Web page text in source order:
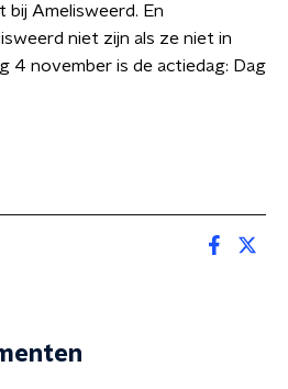
Amelisweerd. En
niet zijn als ze niet in
4 november is de actiedag: Dag